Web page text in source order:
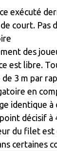
exécuté
court. Pas
des
est libre.
de 3 m par
en
identique à
décisif à
du filet est
certaines